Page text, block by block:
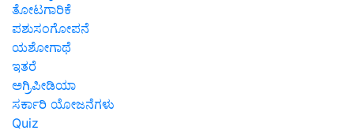
ತೋಟಗಾರಿಕೆ
ಪಶುಸಂಗೋಪನೆ
ಯಶೋಗಾಥೆ
ಇತರೆ
ಅಗ್ರಿಪೀಡಿಯಾ
ಸರ್ಕಾರಿ ಯೋಜನೆಗಳು
Quiz